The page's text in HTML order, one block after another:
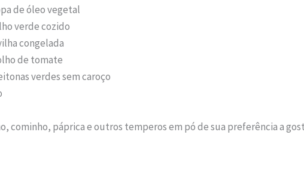
de óleo vegetal
verde cozido
congelada
de tomate
verdes sem caroço
cominho, páprica e outros temperos em pó de sua preferência a